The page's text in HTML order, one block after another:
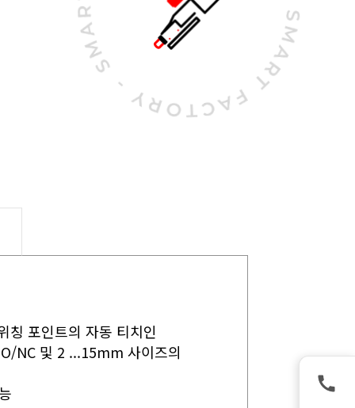
칭 포인트의 자동 티치인
NC 및 2 ...15mm 사이즈의